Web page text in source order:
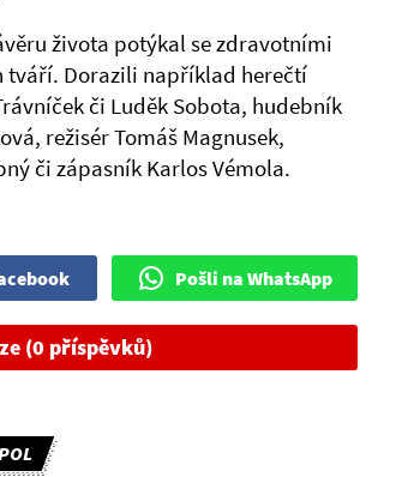
života potýkal se zdravotními
tváří. Dorazili například herečtí
či Luděk Sobota, hudebník
režisér Tomáš Magnusek,
či zápasník Karlos Vémola.
Pošli na WhatsApp
(0 příspěvků)